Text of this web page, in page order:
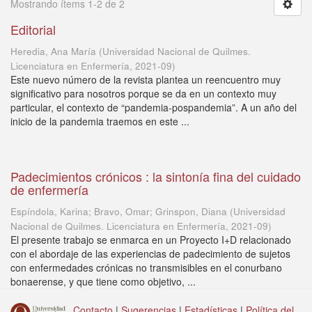
Mostrando ítems 1-2 de 2
Editorial
Heredia, Ana María (Universidad Nacional de Quilmes.
Licenciatura en Enfermería, 2021-09)
Este nuevo número de la revista plantea un reencuentro muy
significativo para nosotros porque se da en un contexto muy
particular, el contexto de “pandemia-pospandemia”. A un año del
inicio de la pandemia traemos en este ...
Padecimientos crónicos : la sintonía fina del cuidado
de enfermería
Espíndola, Karina; Bravo, Omar; Grinspon, Diana (Universidad
Nacional de Quilmes. Licenciatura en Enfermería, 2021-09)
El presente trabajo se enmarca en un Proyecto I+D relacionado
con el abordaje de las experiencias de padecimiento de sujetos
con enfermedades crónicas no transmisibles en el conurbano
bonaerense, y que tiene como objetivo, ...